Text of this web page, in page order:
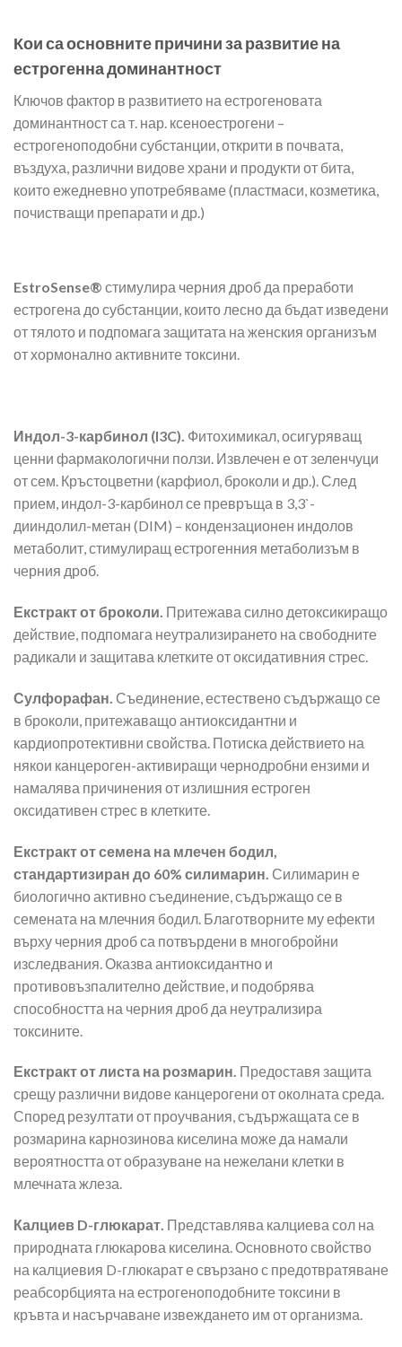
Кои са основните причини за развитие на
естрогенна доминантност
Ключов фактор в развитието на естрогеновата
доминантност са т. нар. ксеноестрогени –
естрогеноподобни субстанции, открити в почвата,
въздуха, различни видове храни и продукти от бита,
които ежедневно употребяваме (пластмаси, козметика,
почистващи препарати и др.)
EstroSense® стимулира черния дроб да преработи
естрогена до субстанции, които лесно да бъдат изведени
от тялото и подпомага защитата на женския организъм
от хормонално активните токсини.
Индол-3-карбинол (I3C). Фитохимикал, осигуряващ
ценни фармакологични ползи. Извлечен е от зеленчуци
от сем. Кръстоцветни (карфиол, броколи и др.). След
прием, индол-3-карбинол се превръща в 3,3`-
дииндолил-метан (DIM) – кондензационен индолов
метаболит, стимулиращ естрогенния метаболизъм в
черния дроб.
Екстракт от броколи. Притежава силно детоксикиращо
действие, подпомага неутрализирането на свободните
радикали и защитава клетките от оксидативния стрес.
Сулфорафан. Съединение, естествено съдържащо се
в броколи, притежаващо антиоксидантни и
кардиопротективни свойства. Потиска действието на
някои канцероген-активиращи чернодробни ензими и
намалява причинения от излишния естроген
оксидативен стрес в клетките.
Екстракт от семена на млечен бодил,
стандартизиран до 60% силимарин. Силимарин е
биологично активно съединение, съдържащо се в
семената на млечния бодил. Благотворните му ефекти
върху черния дроб са потвърдени в многобройни
изследвания. Оказва антиоксидантно и
противовъзпалително действие, и подобрява
способността на черния дроб да неутрализира
токсините.
Екстракт от листа на розмарин. Предоставя защита
срещу различни видове канцерогени от околната среда.
Според резултати от проучвания, съдържащата се в
розмарина карнозинова киселина може да намали
вероятността от образуване на нежелани клетки в
млечната жлеза.
Калциев D-глюкарат. Представлява калциева сол на
природната глюкарова киселина. Основното свойство
на калциевия D-глюкарат е свързано с предотвратяване
реабсорбцията на естрогеноподобните токсини в
кръвта и насърчаване извеждането им от организма.